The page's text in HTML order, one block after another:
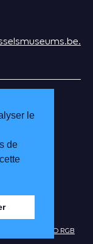
le
de
ET
STUDIO RGB